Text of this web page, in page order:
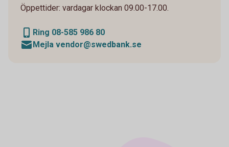
Öppettider: vardagar klockan 09.00-17.00.
Ring 08-585 986 80
Mejla vendor@swedbank.se